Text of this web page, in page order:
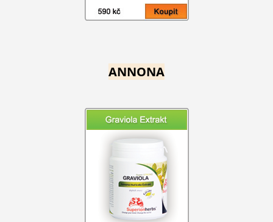
ANNONA